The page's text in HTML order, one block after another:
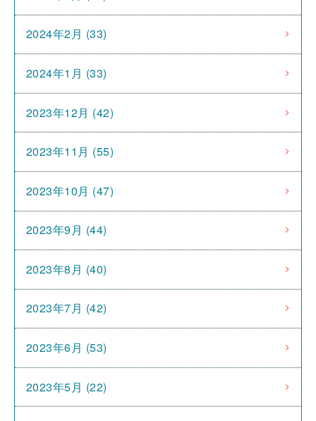
2024年2月 (33)
2024年1月 (33)
2023年12月 (42)
2023年11月 (55)
2023年10月 (47)
2023年9月 (44)
2023年8月 (40)
2023年7月 (42)
2023年6月 (53)
2023年5月 (22)